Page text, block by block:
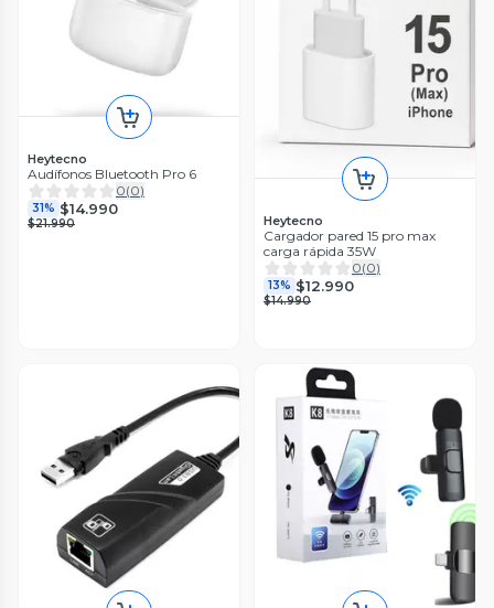
Heytecno
Audífonos Bluetooth Pro 6
0(0)
31% $14.990
$21.990 Heytecno
Cargador pared 15 pro max
carga rápida 35W
0(0)
13% $12.990
$14.990